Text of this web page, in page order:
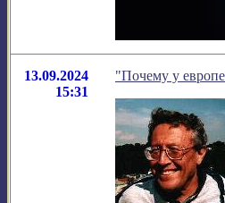
13.09.2024
15:31
"Почему у